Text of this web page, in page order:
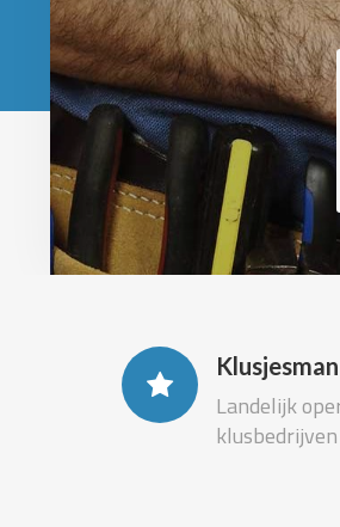
Landelijk
klusbedrijven